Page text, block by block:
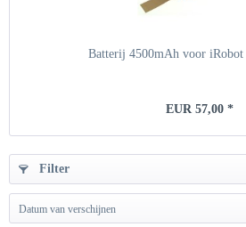
Batterij 4500mAh voor iRobot
EUR 57,00 *
Filter
Datum van verschijnen